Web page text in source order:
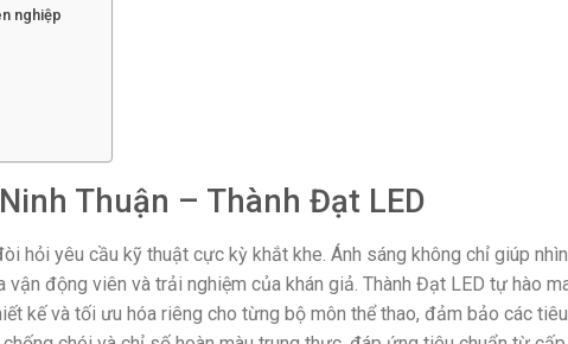
nghiệp
Thuận – Thành Đạt LED
hỏi yêu cầu kỹ thuật cực kỳ khắt khe. Ánh sáng không chỉ giúp
động viên và trải nghiệm của khán giả. Thành Đạt LED tự hào
kế và tối ưu hóa riêng cho từng bộ môn thể thao, đảm bảo các